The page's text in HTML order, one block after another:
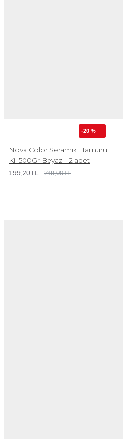
-20 %
Nova Color Seramik Hamuru
Kil 500Gr Beyaz - 2 adet
199,20TL 249,00TL